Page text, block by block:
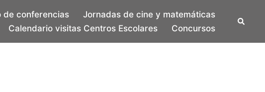
de conferencias
Jornadas de cine y matemáticas
Calendario visitas Centros Escolares
Concursos
Buscar